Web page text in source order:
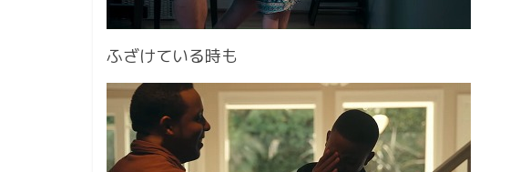
ふざけている時も